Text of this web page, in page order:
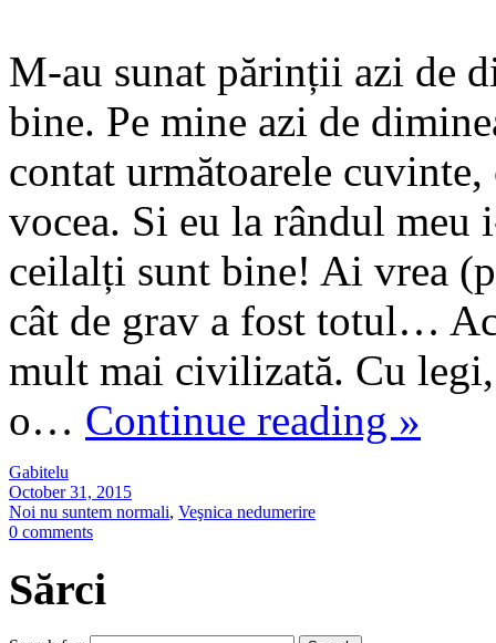
M-au sunat părinții azi de
bine. Pe mine azi de
contat următoarele
vocea. Si eu la rândul meu
ceilalți sunt bine! Ai vrea
cât de grav a fost totul…
mult mai civilizată. Cu
o… Continue reading »
Gabitelu
October 31, 2015
Noi nu suntem normali, Veşnica nedumerire
0 comments
Sărci